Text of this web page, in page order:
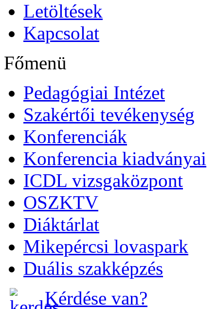
Letöltések
Kapcsolat
Főmenü
Pedagógiai Intézet
Szakértői tevékenység
Konferenciák
Konferencia kiadványai
ICDL vizsgaközpont
OSZKTV
Diáktárlat
Mikepércsi lovaspark
Duális szakképzés
Kérdése van?